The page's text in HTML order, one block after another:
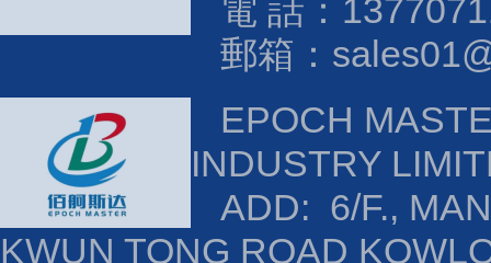
電 話：
郵箱：
EPOCH
INDUSTRY
ADD: 6/F.,
KWUN TONG ROAD